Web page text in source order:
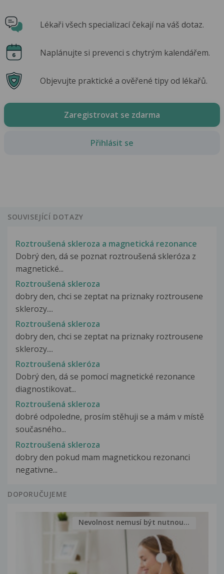
Lékaři všech specializací čekají na váš dotaz.
Naplánujte si prevenci s chytrým kalendářem.
Objevujte praktické a ověřené tipy od lékařů.
Zaregistrovat se zdarma
Přihlásit se
SOUVISEJÍCÍ DOTAZY
Roztroušená skleroza a magnetická rezonance
Dobrý den, dá se poznat roztroušená skleróza z
magnetické...
Roztroušená skleroza
dobry den, chci se zeptat na priznaky roztrousene
sklerozy....
Roztroušená skleroza
dobry den, chci se zeptat na priznaky roztrousene
sklerozy....
Roztroušená skleróza
Dobrý den, dá se pomocí magnetické rezonance
diagnostikovat...
Roztroušená skleroza
dobré odpoledne, prosím stěhuji se a mám v místě
současného...
Roztroušená skleroza
dobry den pokud mam magnetickou rezonanci
negativne...
DOPORUČUJEME
Nevolnost nemusí být nutnou...